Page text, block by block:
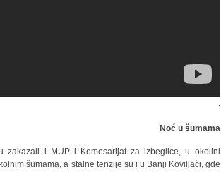
.
Noć u šumama
zakazali i MUP i Komesarijat za izbeglice, u okolini
šumama, a stalne tenzije su i u Banji Koviljači, gde